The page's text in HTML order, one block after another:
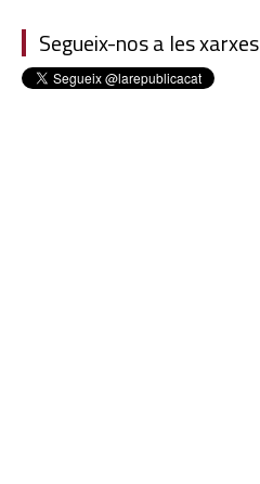
Segueix-nos a les xarxes